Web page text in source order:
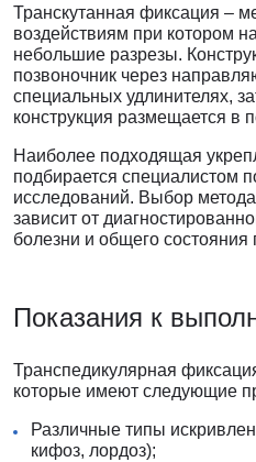
Транскутанная фиксация –
воздействиям при котором
небольшие разрезы.
позвоночник через
специальных удлинителях,
конструкция размещается в
Наиболее подходящая
подбирается специалистом
исследований. Выбор
зависит от
болезни и общего состояния
Показания к
Транспедикулярная
которые имеют следующие
Различные типы
кифоз, лордоз);